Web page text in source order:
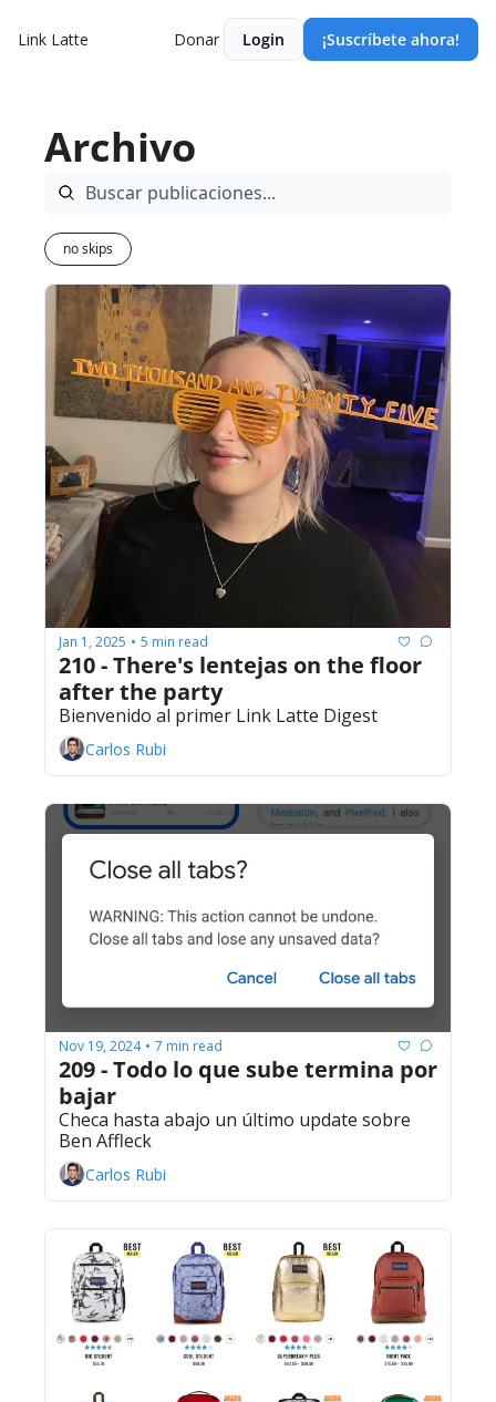
Link Latte Donar Login ¡Suscríbete ahora!
Archivo
no skips
Jan 1, 2025 • 5 min read
210 - There's lentejas on the floor
after the party
Bienvenido al primer Link Latte Digest
Carlos Rubi
Nov 19, 2024 • 7 min read
209 - Todo lo que sube termina por
bajar
Checa hasta abajo un último update sobre
Ben Affleck
Carlos Rubi